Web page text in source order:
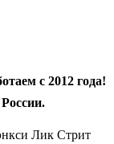
с 2012 года!
Лик Стрит